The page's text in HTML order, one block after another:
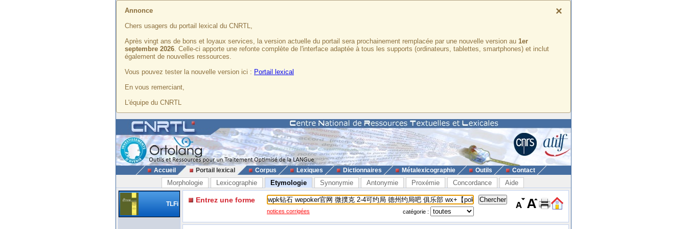
×
Annonce
Chers usagers du portail lexical du CNRTL,
Après vingt ans de bons et loyaux services, la version actuelle du portail sera prochainement remplacée par une nouvelle version au 1er
septembre 2026. Celle-ci apporte une refonte complète de l'interface adaptée à tous les supports (ordinateurs, tablettes, smartphones) et inclut
également de nouvelles ressources.
Vous pouvez tester la nouvelle version ici : Portail lexical
En vous remerciant,
L'équipe du CNRTL
Accueil Portail lexical Corpus Lexiques Dictionnaires Métalexicographie Outils Contact
Morphologie Lexicographie Etymologie Synonymie Antonymie Proxémie Concordance Aide
TLFi Entrez une forme
notices corrigées catégorie :